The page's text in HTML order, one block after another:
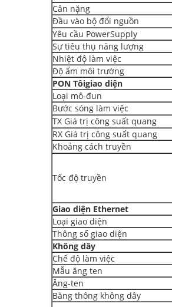
Cân nặng
Đầu vào bộ đổi nguồn
Yêu cầu PowerSupply
Sự tiêu thụ năng lượng
Nhiệt độ làm việc
Độ ẩm môi trường
PON Tôigiao diện
Loại mô-đun
Bước sóng làm việc
TX Giá trị công suất quang
RX Giá trị công suất quang
Khoảng cách truyền
Tốc độ truyền
Giao diện Ethernet
Loại giao diện
Thông số giao diện
Không dây
Chế độ làm việc
Mẫu ăng ten
Ăng-ten
Băng thông không dây